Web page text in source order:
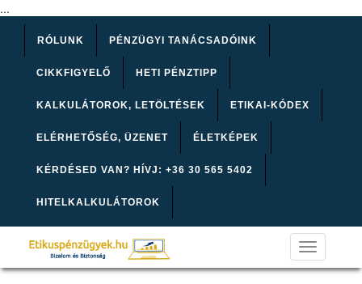
...
RÓLUNK PÉNZÜGYI TANÁCSADÓINK
CIKKFIGYELŐ HETI PÉNZTIPP
KALKULÁTOROK, LETÖLTÉSEK ETIKAI-KÓDEX
ELÉRHETŐSÉG, ÜZENET ÉLETKÉPEK
KÉRDÉSED VAN? HÍVJ: +36 30 565 5402
HITELKALKULÁTOROK
Toggle
navigation